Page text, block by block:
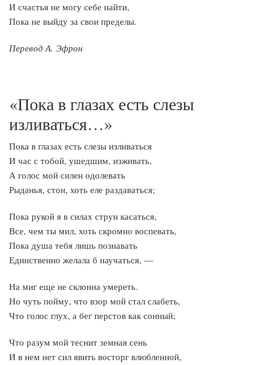
И счастья не могу себе найти,
Пока не выйду за свои пределы.
Перевод А. Эфрон
«Пока в глазах есть слезы
изливаться…»
Пока в глазах есть слезы изливаться
И час с тобой, ушедшим, изживать,
А голос мой силен одолевать
Рыданья, стон, хоть еле раздаваться;
Пока рукой я в силах струн касаться,
Все, чем ты мил, хоть скромно воспевать,
Пока душа тебя лишь познавать
Единственно желала б научаться, —
На миг еще не склонна умереть.
Но чуть пойму, что взор мой стал слабеть,
Что голос глух, а бег перстов как сонный;
Что разум мой теснит земная сень
И в нем нет сил явить восторг влюбленной,